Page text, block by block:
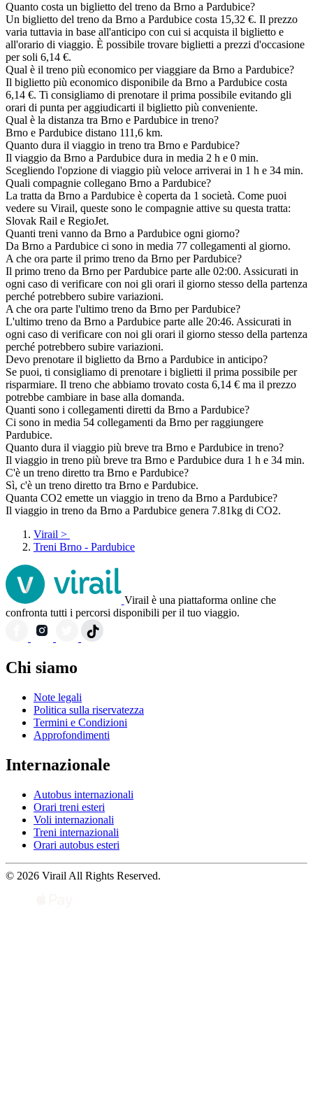
Quanto costa un biglietto del treno da Brno a Pardubice?
Un biglietto del treno da Brno a Pardubice costa 15,32 €. Il prezzo
varia tuttavia in base all'anticipo con cui si acquista il biglietto e
all'orario di viaggio. È possibile trovare biglietti a prezzi d'occasione
per soli 6,14 €.
Qual è il treno più economico per viaggiare da Brno a Pardubice?
Il biglietto più economico disponibile da Brno a Pardubice costa
6,14 €. Ti consigliamo di prenotare il prima possibile evitando gli
orari di punta per aggiudicarti il biglietto più conveniente.
Qual è la distanza tra Brno e Pardubice in treno?
Brno e Pardubice distano 111,6 km.
Quanto dura il viaggio in treno tra Brno e Pardubice?
Il viaggio da Brno a Pardubice dura in media 2 h e 0 min.
Scegliendo l'opzione di viaggio più veloce arriverai in 1 h e 34 min.
Quali compagnie collegano Brno a Pardubice?
La tratta da Brno a Pardubice è coperta da 1 società. Come puoi
vedere su Virail, queste sono le compagnie attive su questa tratta:
Slovak Rail e RegioJet.
Quanti treni vanno da Brno a Pardubice ogni giorno?
Da Brno a Pardubice ci sono in media 77 collegamenti al giorno.
A che ora parte il primo treno da Brno per Pardubice?
Il primo treno da Brno per Pardubice parte alle 02:00. Assicurati in
ogni caso di verificare con noi gli orari il giorno stesso della partenza
perché potrebbero subire variazioni.
A che ora parte l'ultimo treno da Brno per Pardubice?
L'ultimo treno da Brno a Pardubice parte alle 20:46. Assicurati in
ogni caso di verificare con noi gli orari il giorno stesso della partenza
perché potrebbero subire variazioni.
Devo prenotare il biglietto da Brno a Pardubice in anticipo?
Se puoi, ti consigliamo di prenotare i biglietti il prima possibile per
risparmiare. Il treno che abbiamo trovato costa 6,14 € ma il prezzo
potrebbe cambiare in base alla domanda.
Quanti sono i collegamenti diretti da Brno a Pardubice?
Ci sono in media 54 collegamenti da Brno per raggiungere
Pardubice.
Quanto dura il viaggio più breve tra Brno e Pardubice in treno?
Il viaggio in treno più breve tra Brno e Pardubice dura 1 h e 34 min.
C'è un treno diretto tra Brno e Pardubice?
Sì, c'è un treno diretto tra Brno e Pardubice.
Quanta CO2 emette un viaggio in treno da Brno a Pardubice?
Il viaggio in treno da Brno a Pardubice genera 7.81kg di CO2.
Virail >
Treni Brno - Pardubice
Virail è una piattaforma online che
confronta tutti i percorsi disponibili per il tuo viaggio.
Chi siamo
Note legali
Politica sulla riservatezza
Termini e Condizioni
Approfondimenti
Internazionale
Autobus internazionali
Orari treni esteri
Voli internazionali
Treni internazionali
Orari autobus esteri
© 2026 Virail All Rights Reserved.